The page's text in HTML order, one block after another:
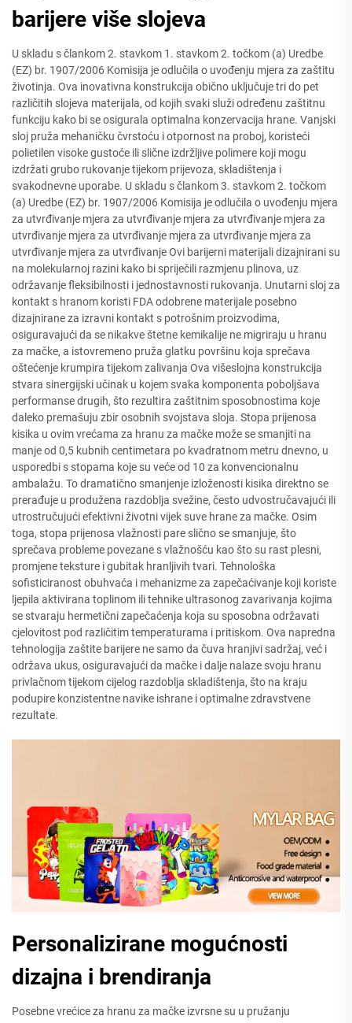
barijere više slojeva
U skladu s člankom 2. stavkom 1. stavkom 2. točkom (a) Uredbe
(EZ) br. 1907/2006 Komisija je odlučila o uvođenju mjera za zaštitu
životinja. Ova inovativna konstrukcija obično uključuje tri do pet
različitih slojeva materijala, od kojih svaki služi određenu zaštitnu
funkciju kako bi se osigurala optimalna konzervacija hrane. Vanjski
sloj pruža mehaničku čvrstoću i otpornost na proboj, koristeći
polietilen visoke gustoće ili slične izdržljive polimere koji mogu
izdržati grubo rukovanje tijekom prijevoza, skladištenja i
svakodnevne uporabe. U skladu s člankom 3. stavkom 2. točkom
(a) Uredbe (EZ) br. 1907/2006 Komisija je odlučila o uvođenju mjera
za utvrđivanje mjera za utvrđivanje mjera za utvrđivanje mjera za
utvrđivanje mjera za utvrđivanje mjera za utvrđivanje mjera za
utvrđivanje mjera za utvrđivanje Ovi barijerni materijali dizajnirani su
na molekularnoj razini kako bi spriječili razmjenu plinova, uz
održavanje fleksibilnosti i jednostavnosti rukovanja. Unutarni sloj za
kontakt s hranom koristi FDA odobrene materijale posebno
dizajnirane za izravni kontakt s potrošnim proizvodima,
osiguravajući da se nikakve štetne kemikalije ne migriraju u hranu
za mačke, a istovremeno pruža glatku površinu koja sprečava
oštećenje krumpira tijekom zalivanja Ova višeslojna konstrukcija
stvara sinergijski učinak u kojem svaka komponenta poboljšava
performanse drugih, što rezultira zaštitnim sposobnostima koje
daleko premašuju zbir osobnih svojstava sloja. Stopa prijenosa
kisika u ovim vrećama za hranu za mačke može se smanjiti na
manje od 0,5 kubnih centimetara po kvadratnom metru dnevno, u
usporedbi s stopama koje su veće od 10 za konvencionalnu
ambalažu. To dramatično smanjenje izloženosti kisika direktno se
prerađuje u produžena razdoblja svežine, često udvostručavajući ili
utrostručujući efektivni životni vijek suve hrane za mačke. Osim
toga, stopa prijenosa vlažnosti pare slično se smanjuje, što
sprečava probleme povezane s vlažnošću kao što su rast plesni,
promjene teksture i gubitak hranljivih tvari. Tehnološka
sofisticiranost obuhvaća i mehanizme za zapečaćivanje koji koriste
ljepila aktivirana toplinom ili tehnike ultrasonog zavarivanja kojima
se stvaraju hermetični zapečaćenja koja su sposobna održavati
cjelovitost pod različitim temperaturama i pritiskom. Ova napredna
tehnologija zaštite barijere ne samo da čuva hranjivi sadržaj, već i
održava ukus, osiguravajući da mačke i dalje nalaze svoju hranu
privlačnom tijekom cijelog razdoblja skladištenja, što na kraju
podupire konzistentne navike ishrane i optimalne zdravstvene
rezultate.
Personalizirane mogućnosti
dizajna i brendiranja
Posebne vrećice za hranu za mačke izvrsne su u pružanju